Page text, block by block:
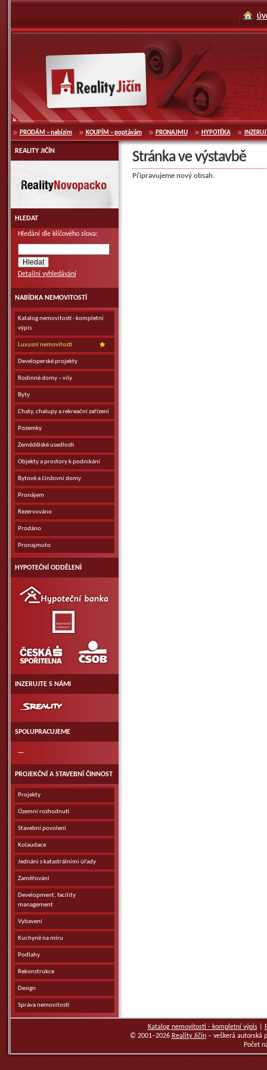
přeskočit
k navigaci
Stránka ve výstavbě
Připravujeme nový obsah.
REALITY JIČÍN
HLEDAT
Hledání dle klíčového slova:
Detailní vyhledávání
NABÍDKA NEMOVITOSTÍ
Katalog nemovitostí - kompletní
výpis
Luxusní nemovitosti
Developerské projekty
Rodinné domy – vily
Byty
Chaty, chalupy a rekreační zařízení
Pozemky
Zemědělské usedlosti
Objekty a prostory k podnikání
Bytové a činžovní domy
Pronájem
Rezervováno
Prodáno
Pronajmuto
HYPOTEČNÍ ODDĚLENÍ
Hypoteční
banka
Hypoteční
centrum
Česká
spořitelna
ČSOB
INZERUJTE S NÁMI
SReality.CZ
SPOLUPRACUJEME
—
PROJEKČNÍ A STAVEBNÍ ČINNOST
Projekty
Územní rozhodnutí
Stavební povolení
Kolaudace
Jednání s katastrálními úřady
Zaměřování
Development, facility
management
Vybavení
Kuchyně na míru
Podlahy
Rekonstrukce
Design
Správa nemovitostí
PRODÁM – nabízím KOUPÍM – poptávám PRONAJMU HYPOTÉKA
Katalog nemovitostí - kompletní výpis|
© 2001–2026 Reality Jičín– veškerá autorská
Počet